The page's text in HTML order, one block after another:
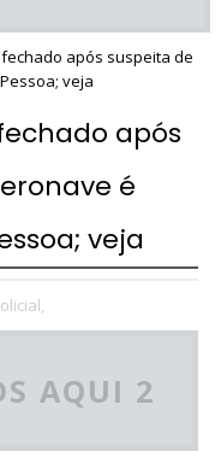
após suspeita de
veja
após
é
veja
AQUI 2